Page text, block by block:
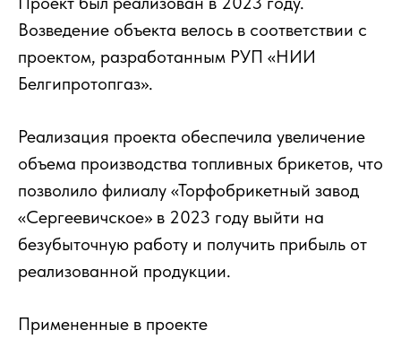
Возведение объекта велось в соответствии с
проектом, разработанным РУП «НИИ
Белгипротопгаз».
Реализация проекта обеспечила увеличение
объема производства топливных брикетов, что
позволило филиалу «Торфобрикетный завод
«Сергеевичское» в 2023 году выйти на
безубыточную работу и получить прибыль от
реализованной продукции.
Примененные в проекте